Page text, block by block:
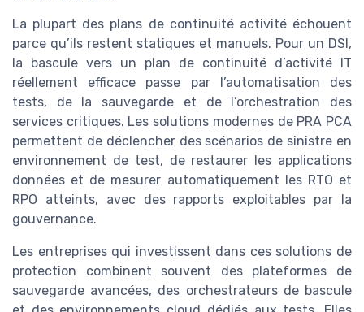
La plupart des plans de continuité activité échouent
parce qu’ils restent statiques et manuels. Pour un DSI,
la bascule vers un plan de continuité d’activité IT
réellement efficace passe par l’automatisation des
tests, de la sauvegarde et de l’orchestration des
services critiques. Les solutions modernes de PRA PCA
permettent de déclencher des scénarios de sinistre en
environnement de test, de restaurer les applications
données et de mesurer automatiquement les RTO et
RPO atteints, avec des rapports exploitables par la
gouvernance.
Les entreprises qui investissent dans ces solutions de
protection combinent souvent des plateformes de
sauvegarde avancées, des orchestrateurs de bascule